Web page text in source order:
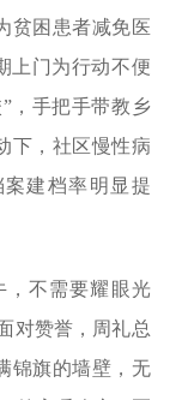
贫困患者减免医
上门为行动不便
，手把手带教乡
下，社区慢性病
建档率明显提
，不需要耀眼光
对赞誉，周礼总
锦旗的墙壁，无